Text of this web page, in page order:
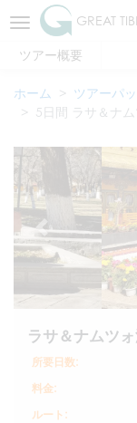
GREAT
ツアー概要
ホーム ツアーパ
5日間 ラサ＆ナ
ラサ＆ナムツ
所要日数:
料金:
ルート: